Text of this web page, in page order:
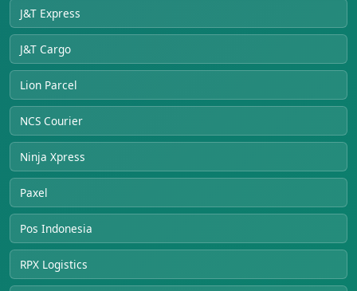
J&T Express
J&T Cargo
Lion Parcel
NCS Courier
Ninja Xpress
Paxel
Pos Indonesia
RPX Logistics